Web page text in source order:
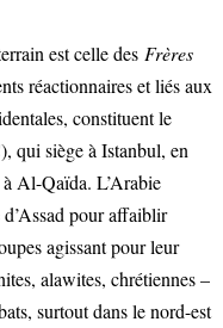
est celle des Frères
réactionnaires et liés aux
constituent le
qui siège à Istanbul, en
Al-Qaïda. L’Arabie
pour affaiblir
agissant pour leur
alawites, chrétiennes –
surtout dans le nord-est